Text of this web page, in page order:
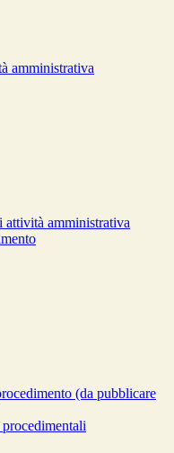
amministrativa
attività amministrativa
(da pubblicare